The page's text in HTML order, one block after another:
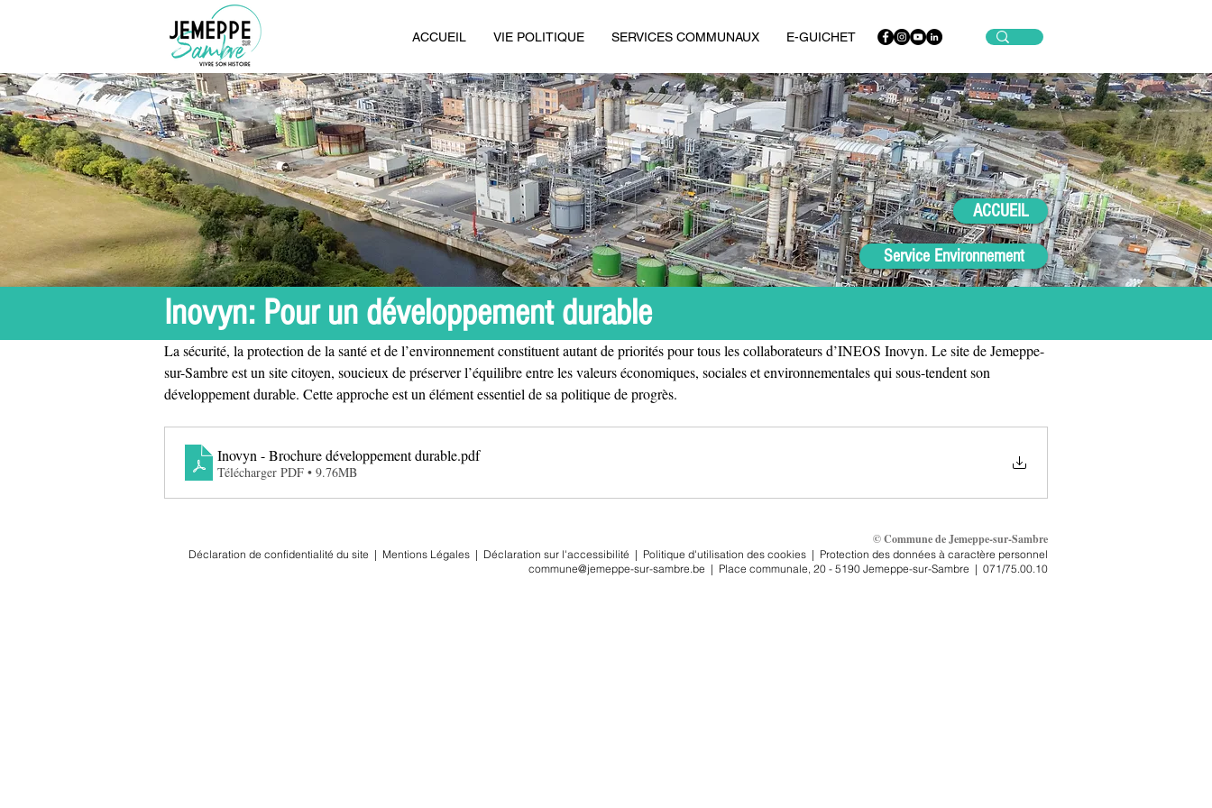
ACCUEIL VIE POLITIQUE SERVICES COMMUNAUX E-GUICHET
ACCUEIL
Service Environnement
Inovyn: Pour un développement durable
La sécurité, la protection de la santé et de l’environnement constituent autant de priorités pour tous les collaborateurs d’INEOS Inovyn. Le site de Jemeppe-
sur-Sambre est un site citoyen, soucieux de préserver l’équilibre entre les valeurs économiques, sociales et environnementales qui sous-tendent son
développement durable. Cette approche est un élément essentiel de sa politique de progrès.
Inovyn - Brochure développement durable.pdf
Télécharger PDF • 9.76MB
© Commune de Jemeppe-sur-Sambre
Déclaration de confidentialité du site | Mentions Légales | Déclaration sur l'accessibilité | Politique d'utilisation des cookies | Protection des données à caractère personnel
commune@jemeppe-sur-sambre.be | Place communale, 20 - 5190 Jemeppe-sur-Sambre | 071/75.00.10